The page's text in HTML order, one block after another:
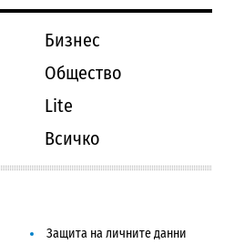
Бизнес
Общество
Lite
Всичко
Защита на личните данни